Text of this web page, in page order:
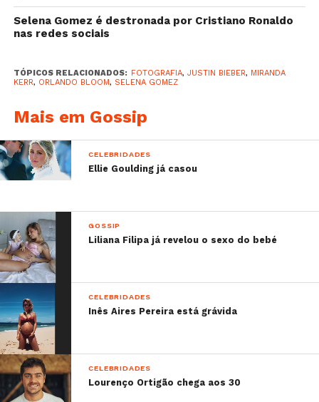
Selena Gomez é destronada por Cristiano Ronaldo
nas redes sociais
TÓPICOS RELACIONADOS: FOTOGRAFIA, JUSTIN BIEBER, MIRANDA
KERR, ORLANDO BLOOM, SELENA GOMEZ
Mais em Gossip
CELEBRIDADES
Ellie Goulding já casou
GOSSIP
Liliana Filipa já revelou o sexo do bebé
CELEBRIDADES
Inês Aires Pereira está grávida
CELEBRIDADES
Lourenço Ortigão chega aos 30